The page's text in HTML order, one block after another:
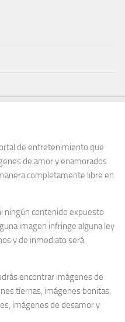
de entretenimiento que
de amor y enamorados
completamente libre en
ningún contenido expuesto
imagen infringe alguna ley
y de inmediato será
encontrar imágenes de
tiernas, imágenes bonitas,
imágenes de desamor y